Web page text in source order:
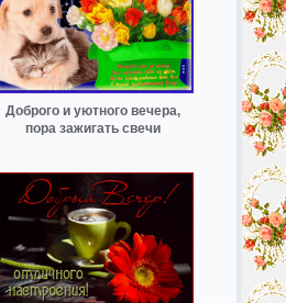
Доброго и уютного вечера,
пора зажигать свечи